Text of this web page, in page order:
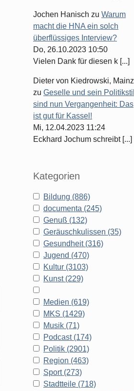
Jochen Hanisch zu Warum
macht die HNA ein solch
überflüssiges Interview?
Do, 26.10.2023 10:50
Vielen Dank für diesen k [...]
Dieter von Kiedrowski, Mainz
zu Geselle und sein Politikstil
sind nun Vergangenheit: Das
ist gut für Kassel!
Mi, 12.04.2023 11:24
Eckhard Jochum schreibt [...]
Kategorien
Bildung (886)
documenta (245)
Genuß (132)
Geräuschkulissen (35)
Gesundheit (316)
Jugend (470)
Kultur (3103)
Kunst (229)
Medien (619)
MKS (1429)
Musik (71)
Podcast (174)
Politik (2901)
Region (463)
Sport (273)
Stadtteile (718)